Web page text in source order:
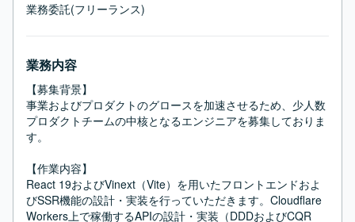
業務委託(フリーランス)
業務内容
【募集背景】
事業およびプロダクトのグロースを加速させるため、少人数
プロダクトチームの中核となるエンジニアを募集しておりま
す。
【作業内容】
React 19およびVinext（Vite）を用いたフロントエンドおよ
びSSR機能の設計・実装を行っていただきます。Cloudflare
Workers上で稼働するAPIの設計・実装（DDDおよびCQR